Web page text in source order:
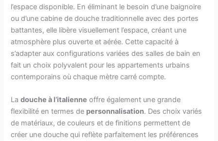
l’espace disponible. En éliminant le besoin d’une baignoire
ou d’une cabine de douche traditionnelle avec des portes
battantes, elle libère visuellement l’espace, créant une
atmosphère plus ouverte et aérée. Cette capacité à
s’adapter aux configurations variées des salles de bain en
fait un choix polyvalent pour les appartements urbains
contemporains où chaque mètre carré compte.
Ladouche à l’italienne offre également une grande
flexibilité en termes de personnalisation. Des choix variés
de matériaux, de couleurs et de finitions permettent de
créer une douche qui reflète parfaitement les préférences